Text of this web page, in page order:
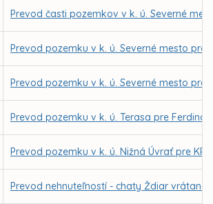
Prevod časti pozemkov v k. ú. Severné
Prevod pozemku v k. ú. Severné mesto pre
Prevod pozemku v k. ú. Severné mesto pre
Prevod pozemku v k. ú. Terasa pre
Prevod pozemku v k. ú. Nižná Úvrať pre
Prevod nehnuteľností - chaty Ždiar